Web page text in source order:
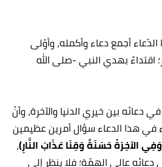
أجمع دعاء وأكمله، وأوْلى
اقتداءً بهدي النبي -صلى الله
دعائه بين خيري الدنيا والآخرة، وأنْ
في هذا الدعاء سؤال أمرين عظيمين
الآخِرَةْ حَسَنَةً وَقِنَا عَذَابَ النَّارِ)،
عالي الهمّة؛ فلا ينظر إلى